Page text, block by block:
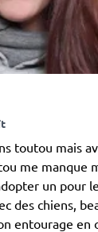
toutou mais
me manque
un pour
des chiens,
entourage en